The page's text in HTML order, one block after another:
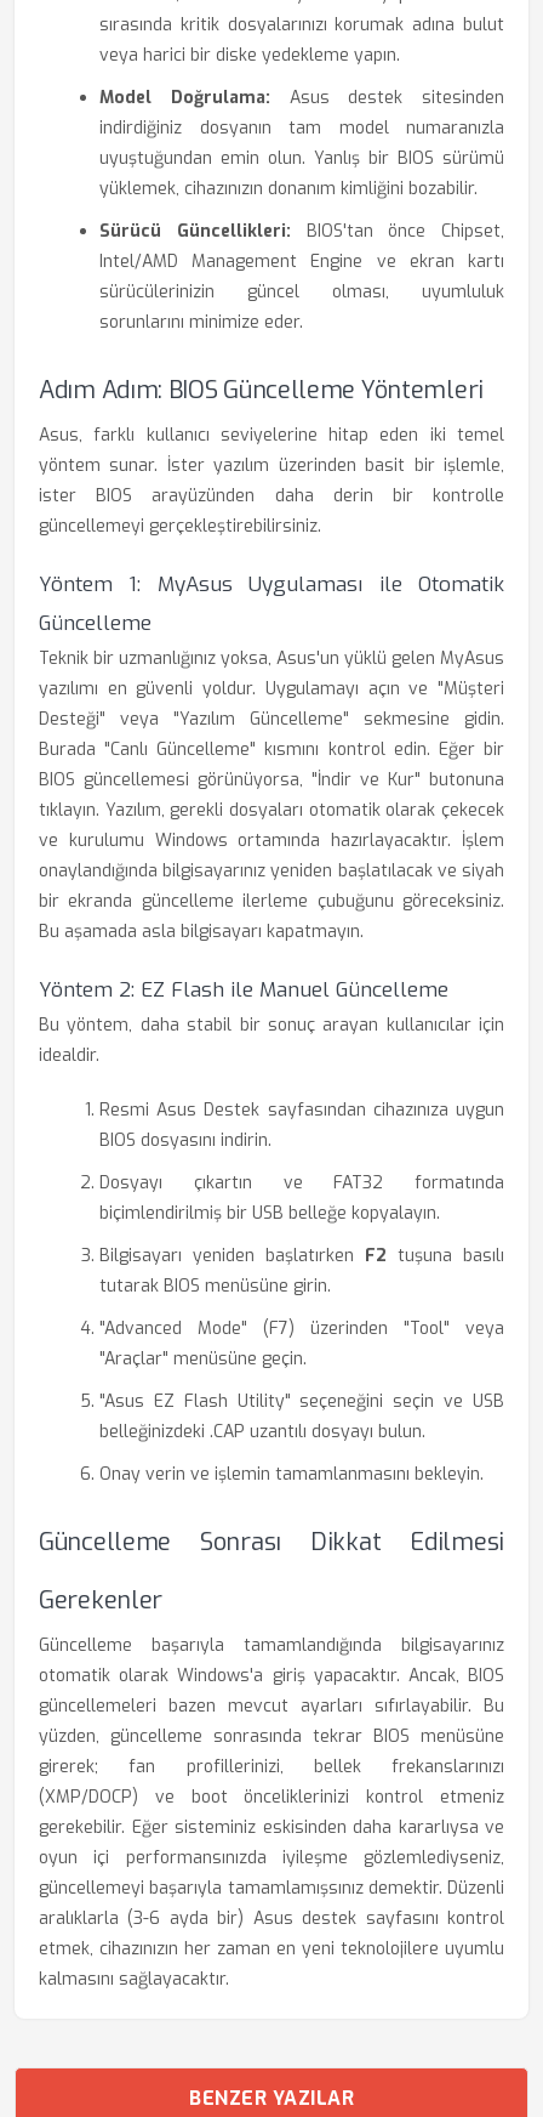
sırasında kritik dosyalarınızı korumak adına bulut
veya harici bir diske yedekleme yapın.
Model Doğrulama: Asus destek sitesinden
indirdiğiniz dosyanın tam model numaranızla
uyuştuğundan emin olun. Yanlış bir BIOS sürümü
yüklemek, cihazınızın donanım kimliğini bozabilir.
Sürücü Güncellikleri: BIOS'tan önce Chipset,
Intel/AMD Management Engine ve ekran kartı
sürücülerinizin güncel olması, uyumluluk
sorunlarını minimize eder.
Adım Adım: BIOS Güncelleme Yöntemleri
Asus, farklı kullanıcı seviyelerine hitap eden iki temel
yöntem sunar. İster yazılım üzerinden basit bir işlemle,
ister BIOS arayüzünden daha derin bir kontrolle
güncellemeyi gerçekleştirebilirsiniz.
Yöntem 1: MyAsus Uygulaması ile Otomatik
Güncelleme
Teknik bir uzmanlığınız yoksa, Asus'un yüklü gelen MyAsus
yazılımı en güvenli yoldur. Uygulamayı açın ve "Müşteri
Desteği" veya "Yazılım Güncelleme" sekmesine gidin.
Burada "Canlı Güncelleme" kısmını kontrol edin. Eğer bir
BIOS güncellemesi görünüyorsa, "İndir ve Kur" butonuna
tıklayın. Yazılım, gerekli dosyaları otomatik olarak çekecek
ve kurulumu Windows ortamında hazırlayacaktır. İşlem
onaylandığında bilgisayarınız yeniden başlatılacak ve siyah
bir ekranda güncelleme ilerleme çubuğunu göreceksiniz.
Bu aşamada asla bilgisayarı kapatmayın.
Yöntem 2: EZ Flash ile Manuel Güncelleme
Bu yöntem, daha stabil bir sonuç arayan kullanıcılar için
idealdir.
Resmi Asus Destek sayfasından cihazınıza uygun
BIOS dosyasını indirin.
Dosyayı çıkartın ve FAT32 formatında
biçimlendirilmiş bir USB belleğe kopyalayın.
Bilgisayarı yeniden başlatırken F2 tuşuna basılı
tutarak BIOS menüsüne girin.
"Advanced Mode" (F7) üzerinden "Tool" veya
"Araçlar" menüsüne geçin.
"Asus EZ Flash Utility" seçeneğini seçin ve USB
belleğinizdeki .CAP uzantılı dosyayı bulun.
Onay verin ve işlemin tamamlanmasını bekleyin.
Güncelleme Sonrası Dikkat Edilmesi
Gerekenler
Güncelleme başarıyla tamamlandığında bilgisayarınız
otomatik olarak Windows'a giriş yapacaktır. Ancak, BIOS
güncellemeleri bazen mevcut ayarları sıfırlayabilir. Bu
yüzden, güncelleme sonrasında tekrar BIOS menüsüne
girerek; fan profillerinizi, bellek frekanslarınızı
(XMP/DOCP) ve boot önceliklerinizi kontrol etmeniz
gerekebilir. Eğer sisteminiz eskisinden daha kararlıysa ve
oyun içi performansınızda iyileşme gözlemlediyseniz,
güncellemeyi başarıyla tamamlamışsınız demektir. Düzenli
aralıklarla (3-6 ayda bir) Asus destek sayfasını kontrol
etmek, cihazınızın her zaman en yeni teknolojilere uyumlu
kalmasını sağlayacaktır.
BENZER YAZILAR